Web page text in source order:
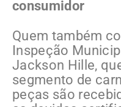
consumidor
Quem também
Inspeção
Jackson Hille,
segmento de
peças são